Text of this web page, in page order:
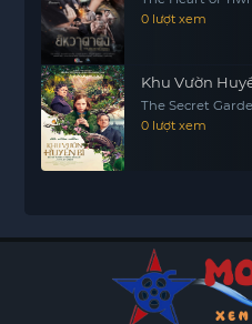
0 lượt xem
Khu Vườn
The Secret
0 lượt xem